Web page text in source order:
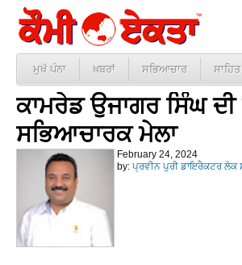
ਮੁਖੱ ਪੰਨਾ ਖ਼ਬਰਾਂ ਸਭਿਆਚਾਰ ਸਾਹਿਤ
ਕਾਮਰੇਡ ਉਜਾਗਰ ਸਿੰਘ ਦੀ
ਸਭਿਆਚਾਰਕ ਮੇਲਾ
February 24, 2024
by: ਪ੍ਰਵੀਨ ਪੁਰੀ ਡਾਇਰੈਕਟਰ ਲੋਕ